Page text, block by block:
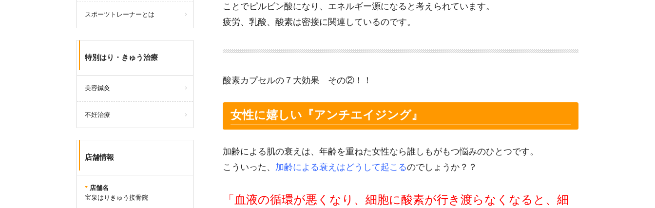
ことでピルビン酸になり、エネルギー源になると考えられています。
疲労、乳酸、酸素は密接に関連しているのです。
酸素カプセルの７大効果 その②！！
女性に嬉しい『アンチエイジング』
加齢による肌の衰えは、年齢を重ねた女性なら誰しもがもつ悩みのひとつです。
こういった、 加齢による衰えはどうして起こるのでしょうか？？
「血液の循環が悪くなり、細胞に酸素が行き渡らなくなると、細
スポーツトレーナーとは
特別はり・きゅう治療
美容鍼灸
不妊治療
店舗情報
店舗名
宝泉はりきゅう接骨院